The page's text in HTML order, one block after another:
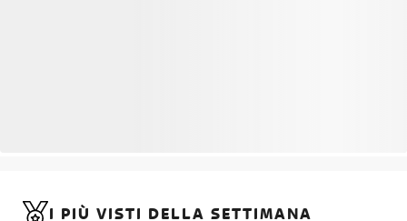
I PIÙ VISTI DELLA SETTIMANA